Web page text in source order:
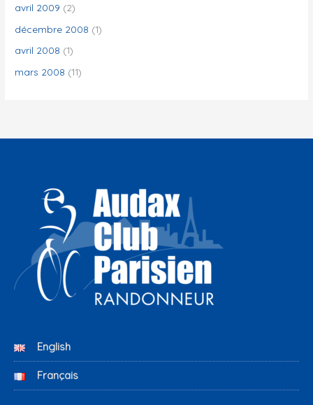
avril 2009 (2)
décembre 2008 (1)
avril 2008 (1)
mars 2008 (11)
English
Français